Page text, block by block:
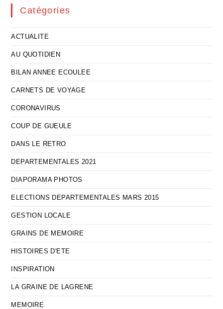
Catégories
ACTUALITE
AU QUOTIDIEN
BILAN ANNEE ECOULEE
CARNETS DE VOYAGE
CORONAVIRUS
COUP DE GUEULE
DANS LE RETRO
DEPARTEMENTALES 2021
DIAPORAMA PHOTOS
ELECTIONS DEPARTEMENTALES MARS 2015
GESTION LOCALE
GRAINS DE MEMOIRE
HISTOIRES D'ETE
INSPIRATION
LA GRAINE DE LAGRENE
MEMOIRE